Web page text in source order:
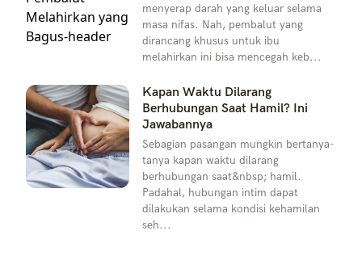
menyerap darah yang keluar selama
masa nifas. Nah, pembalut yang
dirancang khusus untuk ibu
melahirkan ini bisa mencegah keb...
Kapan Waktu Dilarang
Berhubungan Saat Hamil? Ini
Jawabannya
Sebagian pasangan mungkin bertanya-
tanya kapan waktu dilarang
berhubungan saat&nbsp; hamil.
Padahal, hubungan intim dapat
dilakukan selama kondisi kehamilan
seh...